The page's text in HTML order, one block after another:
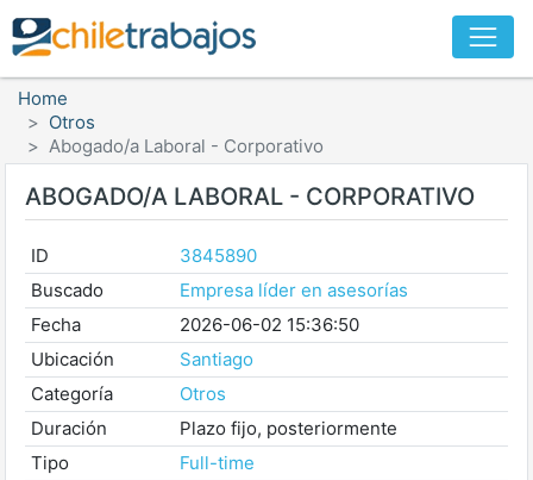
Home
Otros
Abogado/a Laboral - Corporativo
ABOGADO/A LABORAL - CORPORATIVO
ID
3845890
Buscado
Empresa líder en asesorías
Fecha
2026-06-02 15:36:50
Ubicación
Santiago
Categoría
Otros
Duración
Plazo fijo, posteriormente
Tipo
Full-time